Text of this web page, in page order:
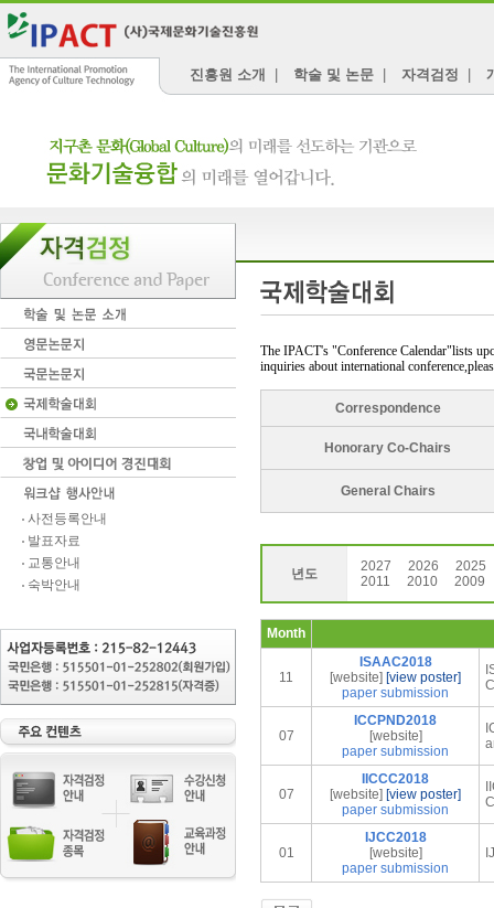
진흥원 소개 학술 및 논문 자격검정
사전등록안내
발표자료
교통안내
숙박안내
The IPACT's "Conference Calendar"lists
inquiries about international
Correspondence
Honorary Co-Chairs
General Chairs
년도 2027 2026
2025
2011
2010 2009
Month
11
ISAAC2018
[website] [view poster]
paper submission
07
ICCPND2018
[website]
paper submission
07
IICCC2018
[website] [view poster]
paper submission
01
IJCC2018
[website]
paper submission